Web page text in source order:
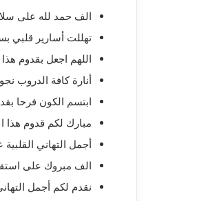
الف حمد لله على
تهللت أسارير قلبي
اللهم اجعل بقدوم
أنارة كافة الدروب
ابتسم الكون فرحا
مبارك لكم قدوم هذا
أجمل التهاني
الف مبروك على
نقدم لكم أجمل